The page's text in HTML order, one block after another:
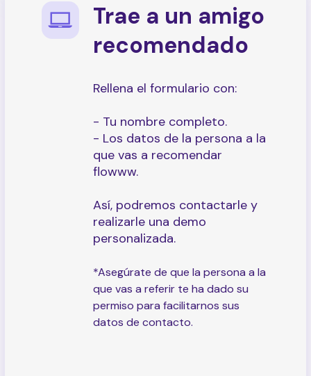
Trae a un amigo
recomendado
Rellena el formulario con:
- Tu nombre completo.
- Los datos de la persona a la
que vas a recomendar
flowww.
Así, podremos contactarle y
realizarle una demo
personalizada.
*Asegúrate de que la persona a la
que vas a referir te ha dado su
permiso para facilitarnos sus
datos de contacto.